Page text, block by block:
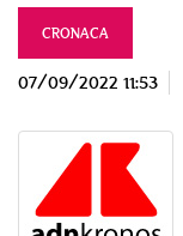
CRONACA
07/09/2022 11:53